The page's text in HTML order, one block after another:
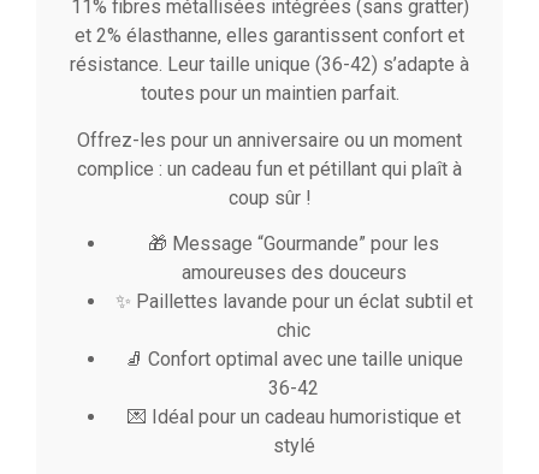
11% fibres métallisées intégrées (sans gratter)
et 2% élasthanne, elles garantissent confort et
résistance. Leur taille unique (36-42) s’adapte à
toutes pour un maintien parfait.
Offrez-les pour un anniversaire ou un moment
complice : un cadeau fun et pétillant qui plaît à
coup sûr !
🎁 Message “Gourmande” pour les
amoureuses des douceurs
✨ Paillettes lavande pour un éclat subtil et
chic
🧦 Confort optimal avec une taille unique
36-42
💌 Idéal pour un cadeau humoristique et
stylé